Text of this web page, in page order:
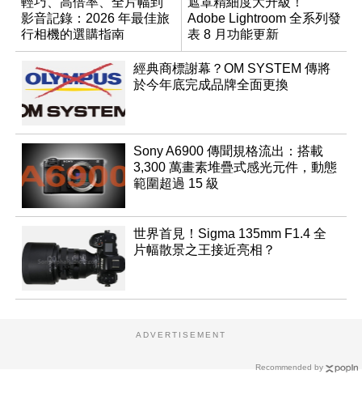
影音記錄：2026 年最佳旅
行相機的選購指南
Adobe Lightroom 全系列發
表 8 月功能更新
經典商標謝幕？OM SYSTEM 傳將
於今年底完成品牌全面更換
Sony A6900 傳聞規格流出：搭載
3,300 萬畫素堆疊式感光元件，動態
範圍超過 15 級
世界首見！Sigma 135mm F1.4 全
片幅散景之王接近亮相？
Recommended by
ADVERTISEMENT